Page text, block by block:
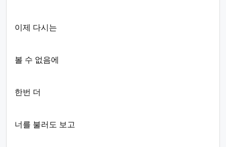
이제 다시는
볼 수 없음에
한번 더
너를 불러도 보고